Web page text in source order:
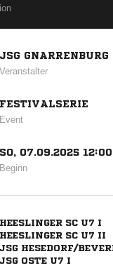
JSG GNARRENBURG
Veranstalter
FESTIVALSERIE
Event
SO, 07.09.2025
Beginn
HEESLINGER SC U7 I
HEESLINGER SC U7 II
JSG HESEDORF/
JSG OSTE U7 I